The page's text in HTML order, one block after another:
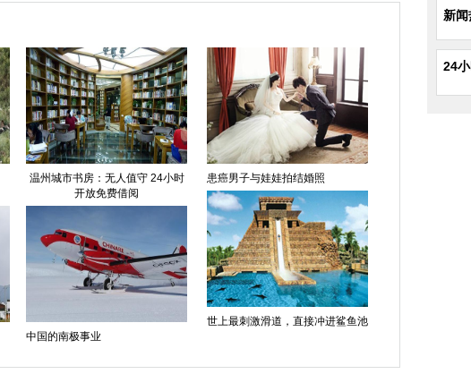
温州城市书房：无人值守 24小时
开放免费借阅
中国的南极事业
患癌男子与娃娃拍结婚照
世上最刺激滑道，直接冲进鲨鱼池
新
24